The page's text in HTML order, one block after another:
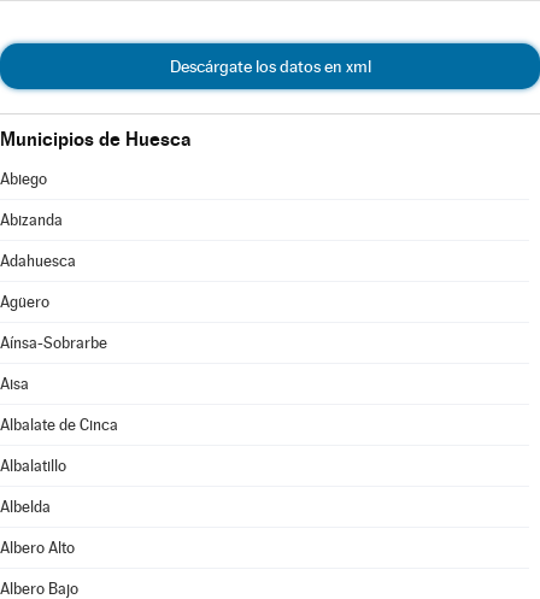
Descárgate los datos en xml
Municipios de Huesca
Abiego
Abizanda
Adahuesca
Agüero
Aínsa-Sobrarbe
Aisa
Albalate de Cinca
Albalatillo
Albelda
Albero Alto
Albero Bajo